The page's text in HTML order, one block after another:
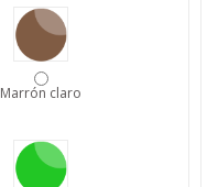
Marrón claro